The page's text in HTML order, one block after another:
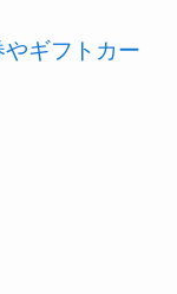
ギフトカー